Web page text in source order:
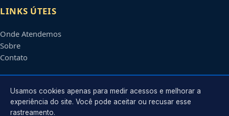
LINKS ÚTEIS
Onde Atendemos
Sobre
Contato
CONTATO
Usamos cookies apenas para medir acessos e melhorar a
experiência do site. Você pode aceitar ou recusar esse
rastreamento.